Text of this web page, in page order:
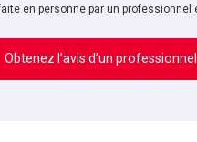
en personne par un professionnel
Obtenez l’avis d’un professionnel